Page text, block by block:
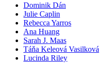
Dominik Dán
Julie Caplin
Rebecca Yarros
Ana Huang
Sarah J. Maas
Táňa Keleová Vasilková
Lucinda Riley